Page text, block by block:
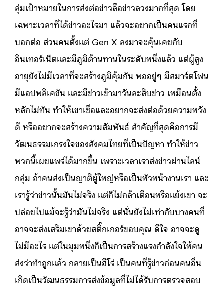
ลุ่มเป้าหมายในการส่งต่อข่าวลือข่าวลวงมากที่สุด โดย
เฉพาะเวลาที่ได้ข่าวอะไรมา แล้วจะอยากเป็นคนแรกที่
บอกต่อ ส่วนคนตั้งแต่ Gen X ลงมาจะคุ้นเคยกับ
อินเทอร์เน็ตและมีภูมิต้านทานในระดับหนึ่งแล้ว แต่ผู้สูง
อายุยังไม่มีเวลาที่จะสร้างภูมิคุ้มกัน พออยู่ๆ มีสมาร์ตโฟน
มีแอปพลิเคชัน และมีข่าวเข้ามาวันละสิบข่าว เหมือนตั้ง
หลักไม่ทัน ทำให้เขาเชื่อและอยากจะส่งต่อด้วยความหวัง
ดี หรืออยากจะสร้างความสัมพันธ์ สำคัญที่สุดคือการมี
วัฒนธรรมเกรงใจของสังคมไทยที่เป็นปัญหา ทำให้ข่าว
พวกนี้เผยแพร่ได้มากขึ้น เพราะเวลาเราส่งข่าวผ่านไลน์
กลุ่ม ถ้าคนส่งเป็นญาติผู้ใหญ่หรือเป็นหัวหน้างานเรา และ
เรารู้ว่าข่าวนั้นมันไม่จริง แต่ก็ไม่กล้าเตือนหรือแย้งเขา จะ
ปล่อยไปแม้จะรู้ว่ามันไม่จริง แต่นั่นยังไม่เท่ากับบางคนที่
อาจจะส่งเสริมเขาด้วยสติ๊กเกอร์ขอบคุณ ดีใจ อาจจะดู
ไม่มีอะไร แต่ในมุมหนึ่งก็เป็นการสร้างแรงกำลังใจให้คน
ส่งว่าทำถูกแล้ว กลายเป็นฮีโร่ เป็นคนที่รู้ข่าวก่อนคนอื่น
เกิดเป็นวัฒนธรรมการส่งข้อมูลที่ไม่ได้รับการตรวจสอบ